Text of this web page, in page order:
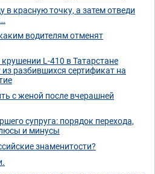
красную точку, а затем отведи
водителям отменят
L-410 в Татарстане
разбившихся сертификат на
с женой после вчерашней
супруга: порядок перехода,
и минусы
знаменитости?